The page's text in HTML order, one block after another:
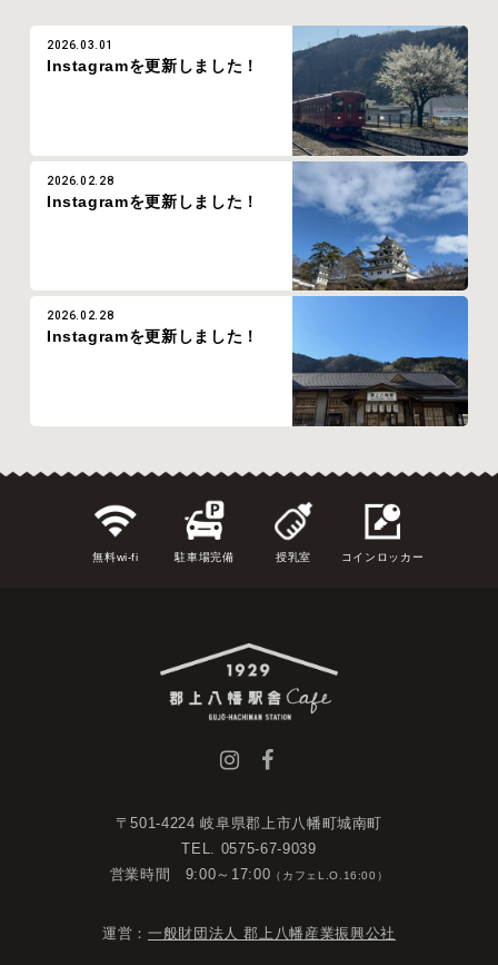
2026.03.01
Instagramを更新しました！
2026.02.28
Instagramを更新しました！
2026.02.28
Instagramを更新しました！
無料wi-fi 駐車場完備 授乳室 コインロッカー
〒501-4224 岐阜県郡上市八幡町城南町
TEL. 0575-67-9039
営業時間 9:00～17:00 （カフェL.O.16:00）
運営： 一般財団法人 郡上八幡産業振興公社